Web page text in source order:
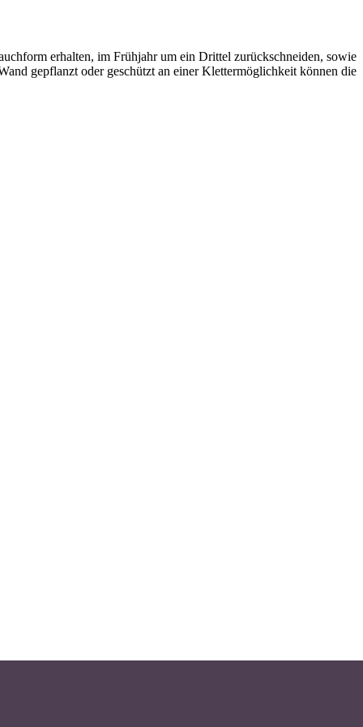
erhalten, im Frühjahr um ein Drittel zurückschneiden, sowie
gepflanzt oder geschützt an einer Klettermöglichkeit können die